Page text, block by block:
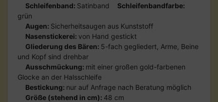
Schleifenband: Satinband Schleifenbandfarbe:
grün
Augen: Sicherheitsaugen aus Kunststoff
Nasenstickerei: von Hand gestickt
Gliederung des Bären: 5-fach gegliedert, Arme, Beine
und Kopf sind drehbar
Ausschmückung: mit einer großen gold-farbenen
Glocke an der Halsschleife
Bestickung: nur auf Anfrage nach Beratung möglich
Größe (stehend in cm): 48 cm